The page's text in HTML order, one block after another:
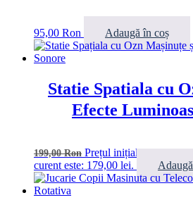
95,00 Ron Adaugă în coș
Statie Spatiala cu
Efecte
199,00Ron Prețul inițial a fost:
curent este: 179,00 lei.